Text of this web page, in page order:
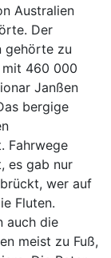
Australien
Der
gehörte zu
mit 460 000
Janßen
bergige
Fahrwege
es gab nur
wer auf
Fluten.
auch die
meist zu Fuß,